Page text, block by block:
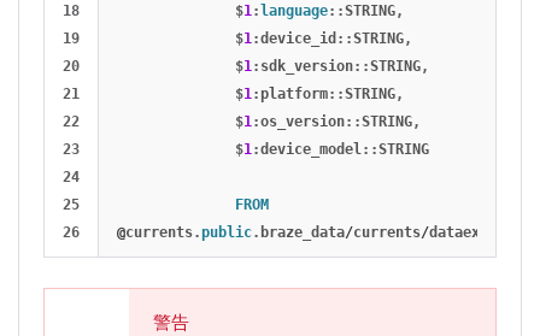
18
19
20
21
22
23
24
25
$1 :language::STRING,
$1 :device_id ::STRING,
$1 : sdk_version::STRING,
$1 : platform::STRING,
$1 :os_version::STRING,
$1 :device_model ::STRING
FROM
@currents.public. braze_data/currents/dataexport
警告